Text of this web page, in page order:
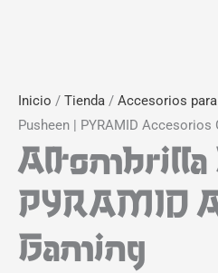
Inicio / Tienda / Accesorios
Pusheen | PYRAMID Accesorios
Alfombrilla
PYRAMID
Gaming